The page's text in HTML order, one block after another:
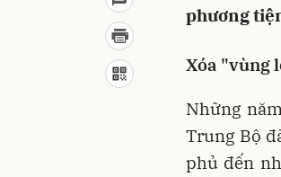
phương
Xóa "vùng
Những
Trung Bộ
phủ đến